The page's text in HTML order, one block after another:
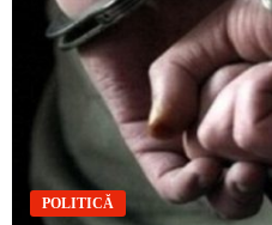
POLITICĂ